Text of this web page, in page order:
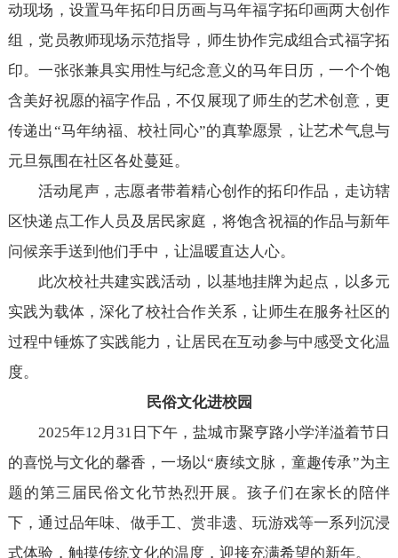
动现场，设置马年拓印日历画与马年福字拓印画两大创作
组，党员教师现场示范指导，师生协作完成组合式福字拓
印。一张张兼具实用性与纪念意义的马年日历，一个个饱
含美好祝愿的福字作品，不仅展现了师生的艺术创意，更
传递出“马年纳福、校社同心”的真挚愿景，让艺术气息与
元旦氛围在社区各处蔓延。
活动尾声，志愿者带着精心创作的拓印作品，走访辖
区快递点工作人员及居民家庭，将饱含祝福的作品与新年
问候亲手送到他们手中，让温暖直达人心。
此次校社共建实践活动，以基地挂牌为起点，以多元
实践为载体，深化了校社合作关系，让师生在服务社区的
过程中锤炼了实践能力，让居民在互动参与中感受文化温
度。
民俗文化进校园
2025年12月31日下午，盐城市聚亨路小学洋溢着节日
的喜悦与文化的馨香，一场以“赓续文脉，童趣传承”为主
题的第三届民俗文化节热烈开展。孩子们在家长的陪伴
下，通过品年味、做手工、赏非遗、玩游戏等一系列沉浸
式体验，触摸传统文化的温度，迎接充满希望的新年。